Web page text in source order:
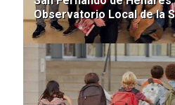
Observatorio Local de la